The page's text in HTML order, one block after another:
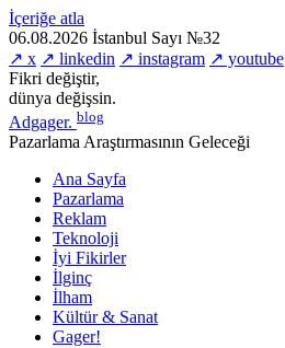
İçeriğe atla
06.08.2026 İstanbul Sayı №32
↗ x ↗ linkedin ↗ instagram ↗ youtube
Fikri değiştir,
dünya değişsin.
Adgager. blog
Pazarlama Araştırmasının Geleceği
Ana Sayfa
Pazarlama
Reklam
Teknoloji
İyi Fikirler
İlginç
İlham
Kültür & Sanat
Gager!